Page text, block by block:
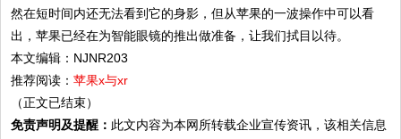
然在短时间内还无法看到它的身影，但从苹果的一波操作中可以看
出，苹果已经在为智能眼镜的推出做准备，让我们拭目以待。
本文编辑：NJNR203
推荐阅读：苹果x与xr
（正文已结束）
免责声明及提醒： 此文内容为本网所转载企业宣传资讯，该相关信息